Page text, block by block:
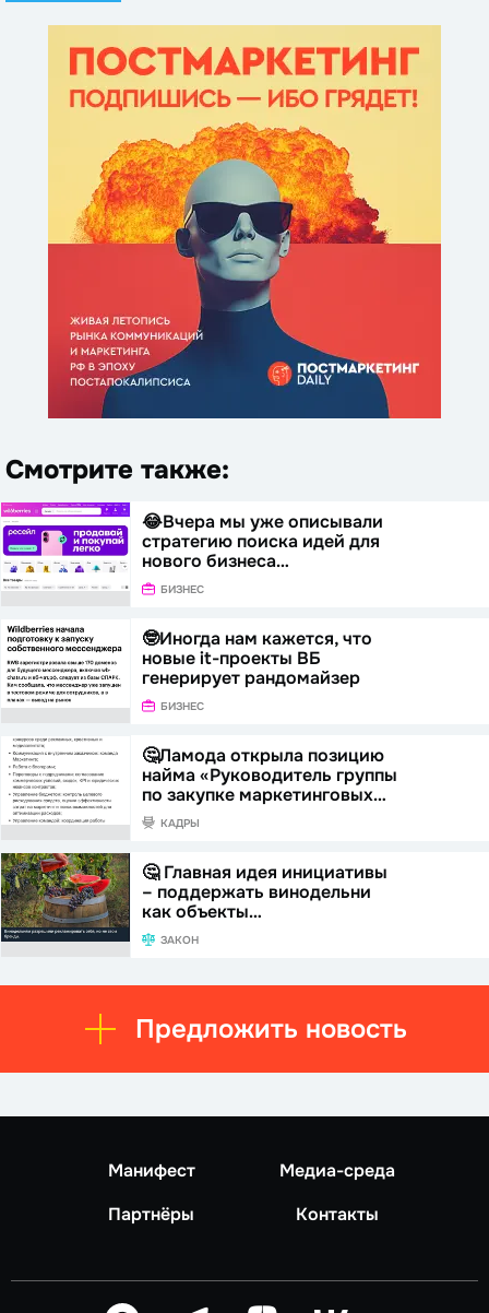
Смотрите также:
😂Вчера мы уже описывали
стратегию поиска идей для
нового бизнеса…
БИЗНЕС
🤓Иногда нам кажется, что
новые it-проекты ВБ
генерирует рандомайзер
БИЗНЕС
🤔Ламода открыла позицию
найма «Руководитель группы
по закупке маркетинговых…
КАДРЫ
🤔 Главная идея инициативы
– поддержать винодельни
как объекты…
ЗАКОН
Предложить новость
Манифест
Медиа-среда
Партнёры
Контакты